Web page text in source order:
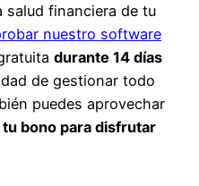
salud financiera de tu
nuestro software
durante 14 días
de gestionar todo
puedes aprovechar
bono para disfrutar